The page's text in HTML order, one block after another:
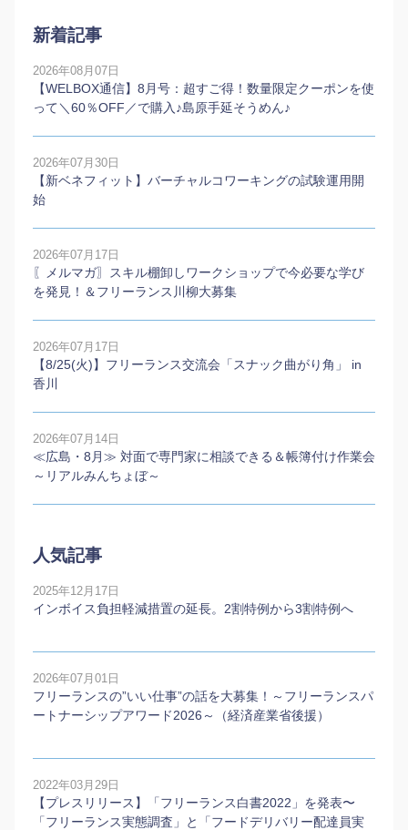
新着記事
2026年08月07日
【WELBOX通信】8月号：超すご得！数量限定クーポンを使
って＼60％OFF／で購入♪島原手延そうめん♪
2026年07月30日
【新ベネフィット】バーチャルコワーキングの試験運用開
始
2026年07月17日
〖メルマガ〗スキル棚卸しワークショップで今必要な学び
を発見！＆フリーランス川柳大募集
2026年07月17日
【8/25(火)】フリーランス交流会「スナック曲がり角」 in
香川
2026年07月14日
≪広島・8月≫ 対面で専門家に相談できる＆帳簿付け作業会
～リアルみんちょぼ～
人気記事
2025年12月17日
インボイス負担軽減措置の延長。2割特例から3割特例へ
2026年07月01日
フリーランスの”いい仕事”の話を大募集！～フリーランスパ
ートナーシップアワード2026～（経済産業省後援）
2022年03月29日
【プレスリリース】「フリーランス白書2022」を発表〜
「フリーランス実態調査」と「フードデリバリー配達員実